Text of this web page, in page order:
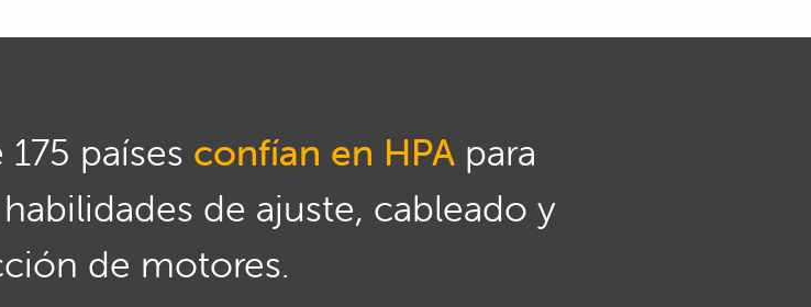
175 países confían en HPA para
de ajuste, cableado y
de motores.